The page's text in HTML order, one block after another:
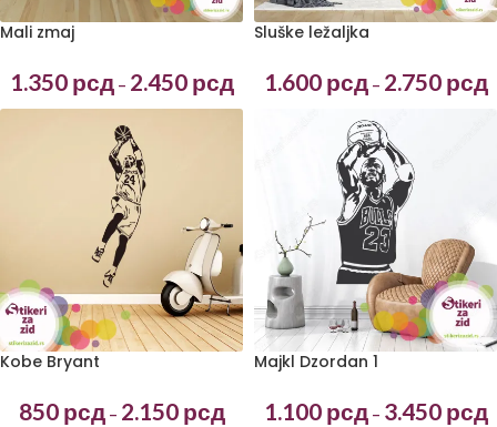
Mali zmaj
1.350 рсд – 2.450 рсд
Sluške ležaljka
1.600 рсд – 2.750 рсд
Kobe Bryant
850 рсд – 2.150 рсд
Majkl Dzordan 1
1.100 рсд – 3.450 рсд